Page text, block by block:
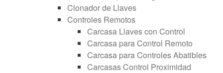
Clonador de Llaves
Controles Remotos
Carcasa Llaves con Control
Carcasa para Control Remoto
Carcasa para Controles Abatibles
Carcasas Control Proximidad